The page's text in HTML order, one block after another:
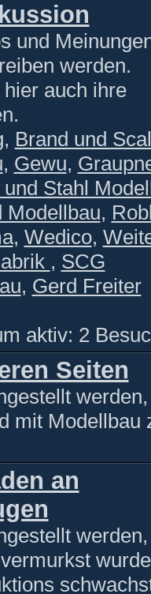
und
werden.
auch ihre
, Brand und
, Gewu,
Stahl
Modellbau,
, Wedico,
, SCG
, Gerd Freiter
aktiv: 2
Seiten
mit Modellbau
an